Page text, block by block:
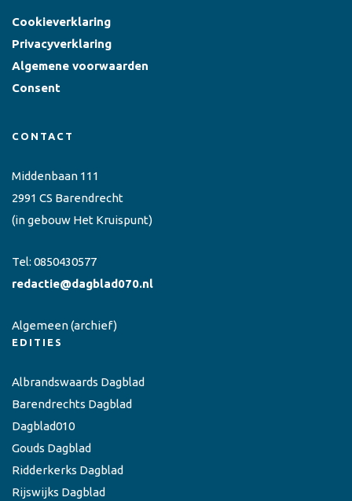
Cookieverklaring
Privacyverklaring
Algemene voorwaarden
Consent
CONTACT
Middenbaan 111
2991 CS Barendrecht
(in gebouw Het Kruispunt)
Tel: 0850430577
redactie@dagblad070.nl
Algemeen(archief)
EDITIES
Albrandswaards Dagblad
Barendrechts Dagblad
Dagblad010
Gouds Dagblad
Ridderkerks Dagblad
Rijswijks Dagblad